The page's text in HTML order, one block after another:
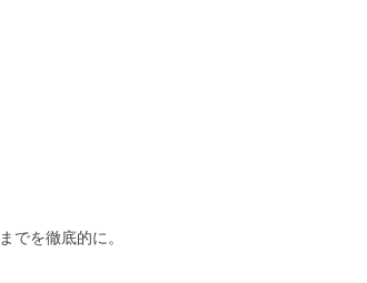
でを徹底的に。